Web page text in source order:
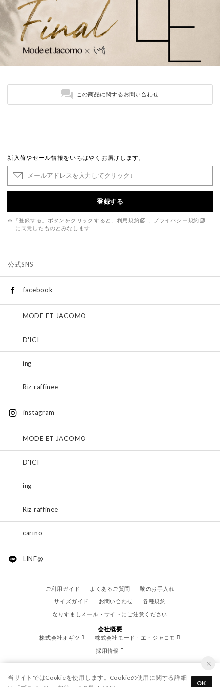
この商品に関するお問い合わせ
新入荷やセール情報をいちはやくお届けします。
登録する
※「登録する」ボタンをクリックすると、 利用規約
プライバシー規約
に同意したものとみなします
公式SNS
facebook
MODE ET JACOMO
D'ICI
ing
Riz raffinee
instagram
MODE ET JACOMO
D'ICI
ing
Riz raffinee
carino
LINE@
ご利用ガイド よくあるご質問
靴のお手入れ
サイズガイド
お問い合わせ
各種規約
なりすましメール・サイトにご注意ください
会社概要
株式会社オギツ
株式会社モード・エ・ジャコモ
採用情報
当サイトではCookieを使用します。Cookieの使用に関する詳細
OK